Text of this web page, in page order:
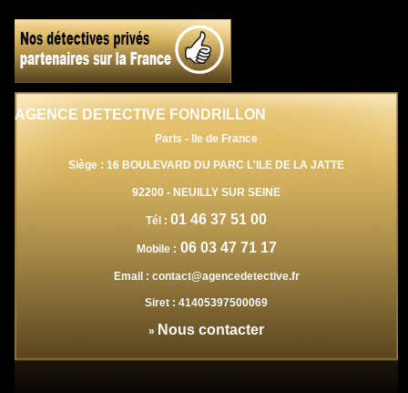
AGENCE DETECTIVE FONDRILLON
Paris - Ile de France
Siège : 16 BOULEVARD DU PARC L'ILE DE LA JATTE
92200 -NEUILLY SUR SEINE
Tél : 01 46 37 51 00
Mobile : 06 03 47 71 17
Email : contact@agencedetective.fr
Siret : 41405397500069
» Nous contacter